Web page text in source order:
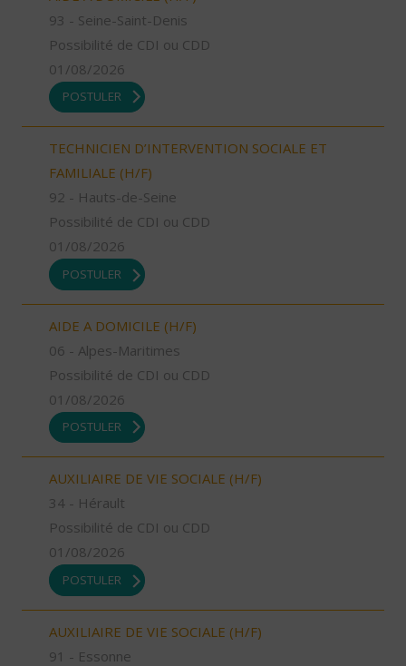
93 - Seine-Saint-Denis
Possibilité de CDI ou CDD
01/08/2026
POSTULER
TECHNICIEN D’INTERVENTION SOCIALE ET
FAMILIALE (H/F)
92 - Hauts-de-Seine
Possibilité de CDI ou CDD
01/08/2026
POSTULER
AIDE A DOMICILE (H/F)
06 - Alpes-Maritimes
Possibilité de CDI ou CDD
01/08/2026
POSTULER
AUXILIAIRE DE VIE SOCIALE (H/F)
34 - Hérault
Possibilité de CDI ou CDD
01/08/2026
POSTULER
AUXILIAIRE DE VIE SOCIALE (H/F)
91 - Essonne